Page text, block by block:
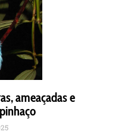
ameaçadas e